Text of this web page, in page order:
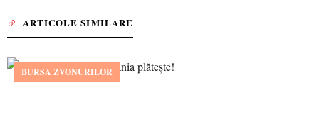
ARTICOLE SIMILARE
BURSA ZVONURILOR